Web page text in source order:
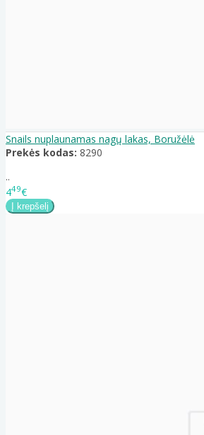
Snails nuplaunamas nagų lakas, Boružėlė
Prekės kodas: 8290
..
449€